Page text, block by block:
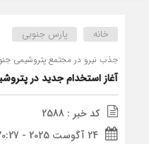
خانه پارس جنوبی
جذب نیرو در مجتمع پتروشیمی
آغاز استخدام جدید در
کد خبر : 2588
24 آگوست 2025 - 20:27